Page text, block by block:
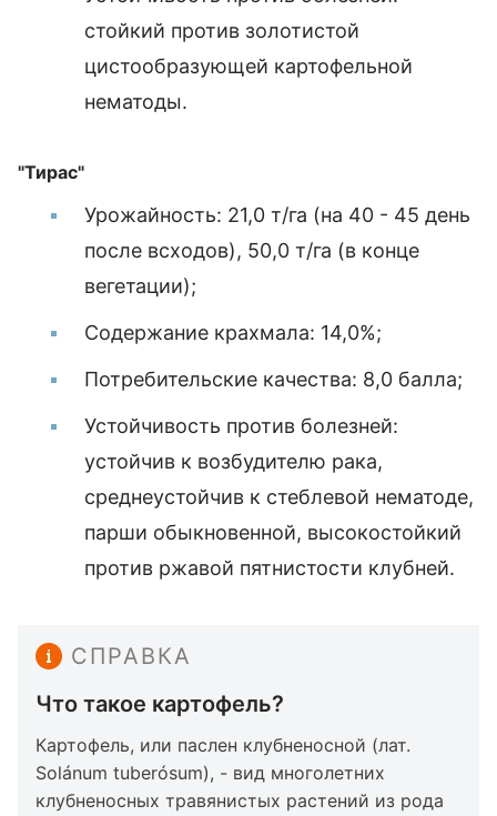
стойкий против золотистой
цистообразующей картофельной
нематоды.
"Тирас"
Урожайность: 21,0 т/га (на 40 - 45 день
после всходов), 50,0 т/га (в конце
вегетации);
Содержание крахмала: 14,0%;
Потребительские качества: 8,0 балла;
Устойчивость против болезней:
устойчив к возбудителю рака,
среднеустойчив к стеблевой нематоде,
парши обыкновенной, высокостойкий
против ржавой пятнистости клубней.
СПРАВКА
Что такое картофель?
Картофель, или паслен клубненосной (лат.
Solánum tuberósum), - вид многолетних
клубненосных травянистых растений из рода